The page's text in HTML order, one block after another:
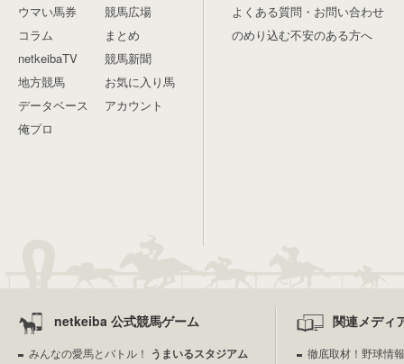
ウマい馬券
コラム
netkeibaTV
地方競馬
データベース
俺プロ
競馬広場
まとめ
競馬新聞
お気に入り馬
アカウント
よくある質問・お問い合わせ
のめり込む不安のある方へ
netkeiba 公式競馬ゲーム
みんなの愛馬とバトル！ うまいるスタジアム
関連メディ
徹底取材！野球情